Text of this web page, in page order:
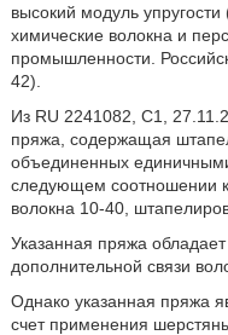
высокий модуль
химические волокна и
промышленности.
42).
Из RU 2241082, С1,
пряжа, содержащая
объединенных
следующем соотношении
волокна 10-40,
Указанная пряжа
дополнительной связи
Однако указанная пряжа
счет применения